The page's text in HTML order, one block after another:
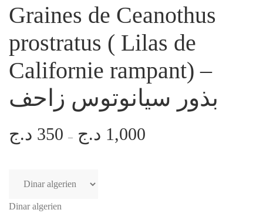
Graines de Ceanothus
prostratus ( Lilas de
Californie rampant) –
بذور سيانوتوس زاحف
350 د.ج – 1,000 د.ج
Dinar algerien